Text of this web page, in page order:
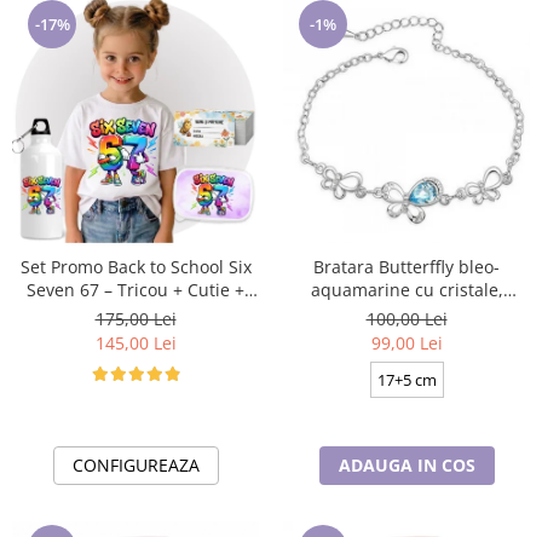
-17%
Set Promo Back to School Six
Seven 67 – Tricou + Cutie +
Bidon Personalizat pentru
copilul tău
175,00 Lei
145,00 Lei
CONFIGUREAZA
-1%
Bratara Butterffly bleo-
aquamarine cu cristale,
placata cu aur 18K
100,00 Lei
99,00 Lei
17+5 cm
ADAUGA IN COS